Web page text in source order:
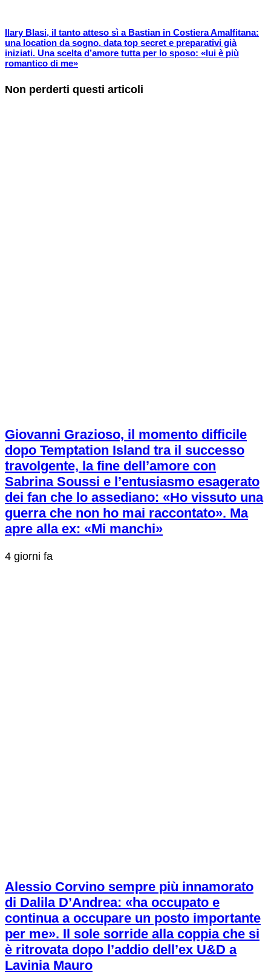
Ilary Blasi, il tanto atteso sì a Bastian in Costiera Amalfitana:
una location da sogno, data top secret e preparativi già
iniziati. Una scelta d’amore tutta per lo sposo: «lui è più
romantico di me»
Non perderti questi articoli
Giovanni Grazioso, il momento difficile
dopo Temptation Island tra il successo
travolgente, la fine dell’amore con
Sabrina Soussi e l’entusiasmo esagerato
dei fan che lo assediano: «Ho vissuto una
guerra che non ho mai raccontato». Ma
apre alla ex: «Mi manchi»
4 giorni fa
Alessio Corvino sempre più innamorato
di Dalila D’Andrea: «ha occupato e
continua a occupare un posto importante
per me». Il sole sorride alla coppia che si
è ritrovata dopo l’addio dell’ex U&D a
Lavinia Mauro